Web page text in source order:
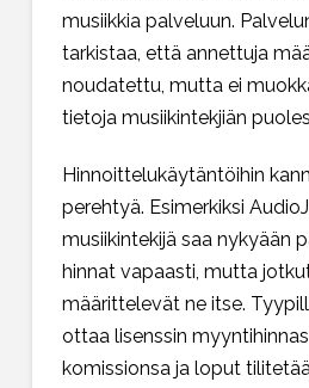
musiikkia palveluun.
tarkistaa, että annettuja
noudatettu, mutta ei
tietoja musiikintekjiän
Hinnoittelukäytäntöihin
perehtyä. Esimerkiksi
musiikintekijä saa nykyään
hinnat vapaasti, mutta
määrittelevät ne itse.
ottaa lisenssin
komissionsa ja loput